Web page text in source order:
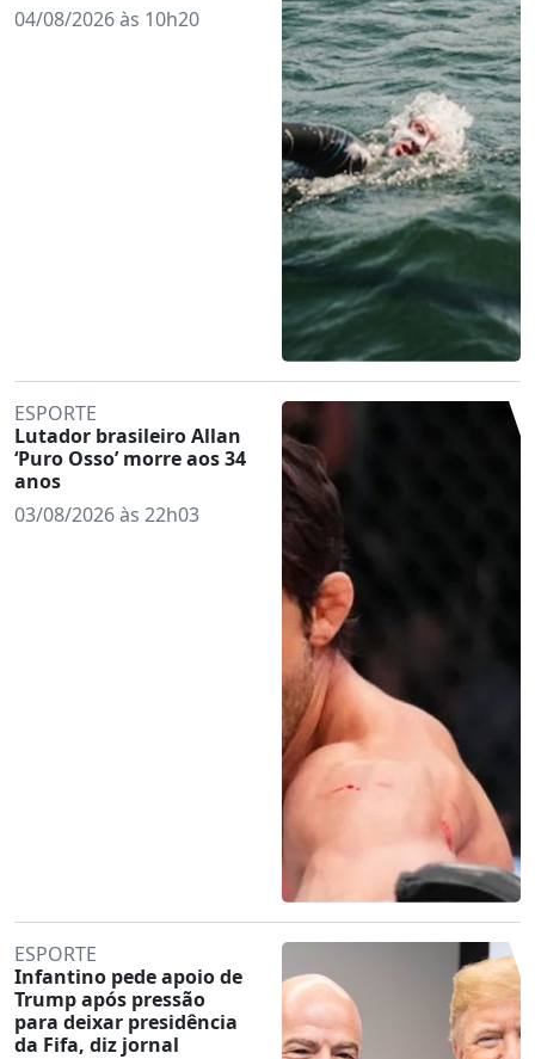
04/08/2026 às 10h20
ESPORTE
Lutador brasileiro Allan
‘Puro Osso’ morre aos 34
anos
03/08/2026 às 22h03
ESPORTE
Infantino pede apoio de
Trump após pressão
para deixar presidência
da Fifa, diz jornal